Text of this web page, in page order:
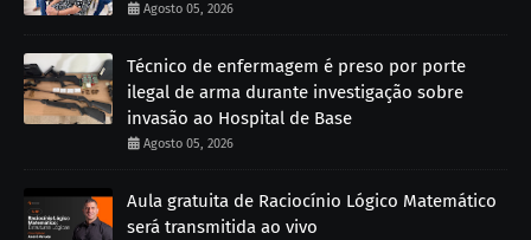
Agosto 05, 2026
Técnico de enfermagem é preso por porte
ilegal de arma durante investigação sobre
invasão ao Hospital de Base
Agosto 05, 2026
Aula gratuita de Raciocínio Lógico Matemático
será transmitida ao vivo